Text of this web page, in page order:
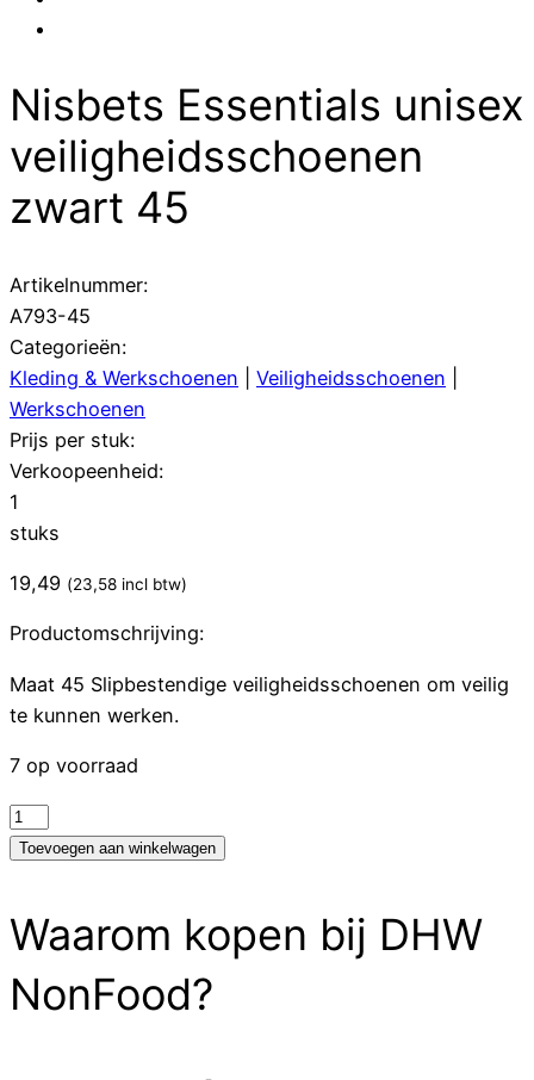
Nisbets Essentials unisex
veiligheidsschoenen
zwart 45
Artikelnummer:
A793-45
Categorieën:
Kleding & Werkschoenen
Veiligheidsschoenen
Werkschoenen
Prijs per stuk:
Verkoopeenheid:
1
stuks
19,49 (23,58 incl btw)
Productomschrijving:
Maat 45 Slipbestendige veiligheidsschoenen om veilig
te kunnen werken.
7 op voorraad
Nisbets
Essentials
zwart
aantal
Toevoegen aan winkelwagen
Waarom kopen bij DHW
NonFood?